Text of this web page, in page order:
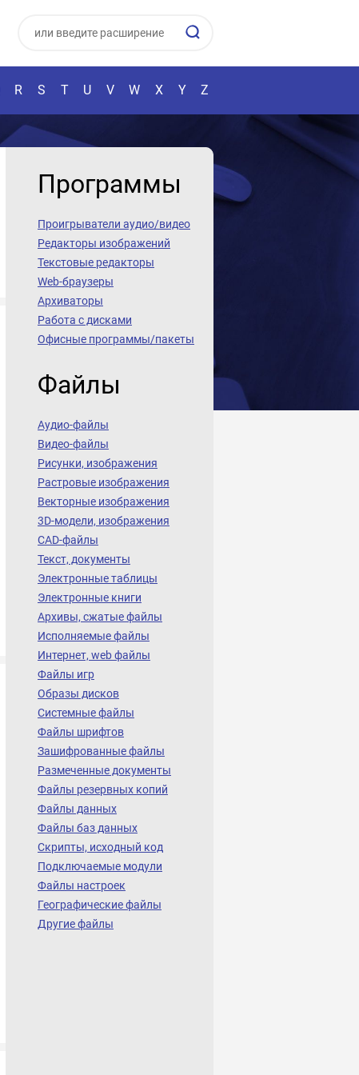
R S T U V W X Y Z
Программы
Проигрыватели аудио/видео
Редакторы изображений
Текстовые редакторы
Web-браузеры
Архиваторы
Работа с дисками
Офисные программы/пакеты
Файлы
Аудио-файлы
Видео-файлы
Рисунки, изображения
Растровые изображения
Векторные изображения
3D-модели, изображения
CAD-файлы
Текст, документы
Электронные таблицы
Электронные книги
Архивы, сжатые файлы
Исполняемые файлы
Интернет, web файлы
Файлы игр
Образы дисков
Системные файлы
Файлы шрифтов
Зашифрованные файлы
Размеченные документы
Файлы резервных копий
Файлы данных
Файлы баз данных
Скрипты, исходный код
Подключаемые модули
Файлы настроек
Географические файлы
Другие файлы